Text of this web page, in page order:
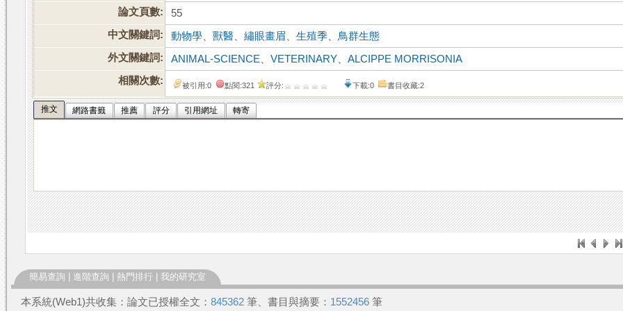
論文頁數:
55
中文關鍵詞:
動物學 、獸醫 、繡眼畫眉 、生殖季
鳥群生態
外文關鍵詞:
ANIMAL-SCIENCE 、VETERINARY 、ALCIPPE MORRISONIA
相關次數:
被引用:0 點閱:321 評分: 下載:0 書目收藏:2
推文 網路書籤 推薦 評分 引用網址 轉寄
簡易查詢 進階查詢 熱門排行 我的研究室
本系統(Web1)共收集：論文已授權全文： 845362 筆、書目與摘要： 1552456 筆